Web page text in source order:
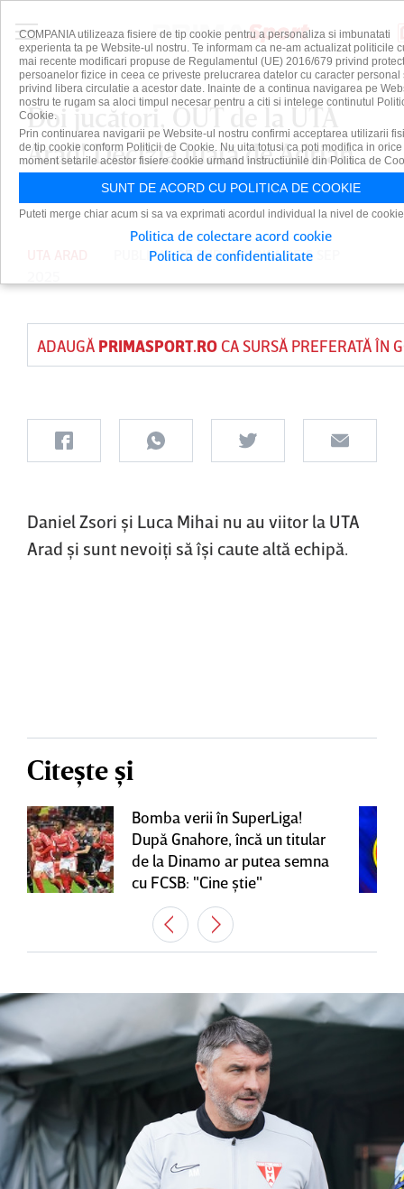
Doi jucători, OUT de la UTA
Arad! Decizia luată de Adrian
Mihalcea
PUBLICAT DE TUDOR MOISAPE 6 SEP
ADAUGĂ PRIMASPORT.ROCA SURSĂ PREFERATĂ ÎN
Daniel Zsori şi Luca Mihai nu au viitor la UTA
Arad şi sunt nevoiţi să îşi caute altă echipă.
Citește și
Bomba verii în SuperLiga!
După Gnahore, încă un titular
de la Dinamo ar putea semna
cu FCSB: "Cine ştie"
COMPANIA utilizeaza fisiere de tip cookie pentru a personaliza si imbunatati
experienta ta pe Website-ul nostru. Te informam ca ne-am actualizat politicile
mai recente modificari propuse de Regulamentul (UE) 2016/679 privind
persoanelor fizice in ceea ce priveste prelucrarea datelor cu caracter personal
privind libera circulatie a acestor date. Inainte de a continua navigarea pe
nostru te rugam sa aloci timpul necesar pentru a citi si intelege continutul
Cookie.
Prin continuarea navigarii pe Website-ul nostru confirmi acceptarea utilizarii
de tip cookie conform Politicii de Cookie. Nu uita totusi ca poti modifica in orice
moment setarile acestor fisiere cookie urmand instructiunile din Politica de
SUNT DE ACORD CU POLITICA DE COOKIE
Puteti merge chiar acum si sa va exprimati acordul individual la nivel de
Politica de colectare acord cookie
Politica de confidentialitate